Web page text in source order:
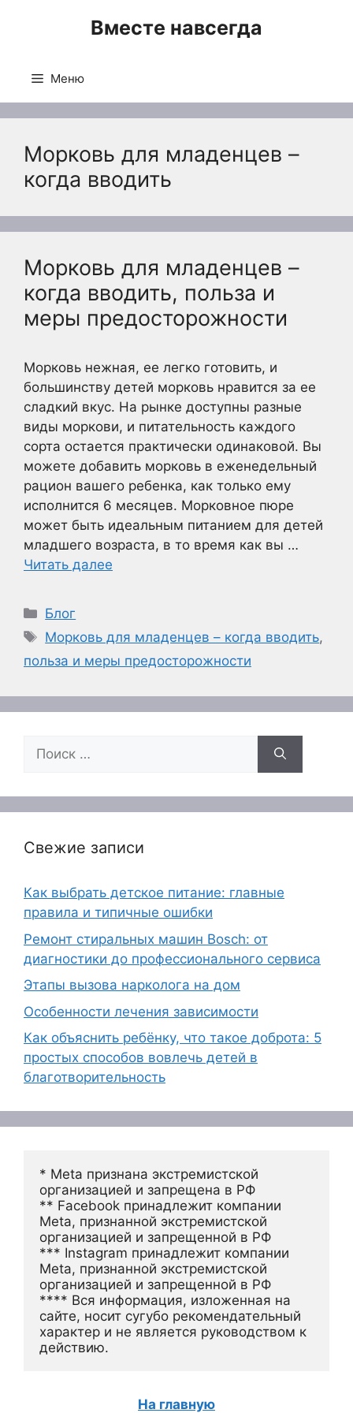
Вместе навсегда
Меню
Морковь для младенцев –
когда вводить
Морковь для младенцев –
когда вводить, польза и
меры предосторожности
Морковь нежная, ее легко готовить, и
большинству детей морковь нравится за ее
сладкий вкус. На рынке доступны разные
виды моркови, и питательность каждого
сорта остается практически одинаковой. Вы
можете добавить морковь в еженедельный
рацион вашего ребенка, как только ему
исполнится 6 месяцев. Морковное пюре
может быть идеальным питанием для детей
младшего возраста, в то время как вы …
Читать далее
Рубрики
Блог
Метки
Морковь для младенцев – когда вводить,
польза и меры предосторожности
Поиск:
Свежие записи
Как выбрать детское питание: главные
правила и типичные ошибки
Ремонт стиральных машин Bosch: от
диагностики до профессионального сервиса
Этапы вызова нарколога на дом
Особенности лечения зависимости
Как объяснить ребёнку, что такое доброта: 5
простых способов вовлечь детей в
благотворительность
* Meta признана экстремистской
организацией и запрещена в РФ
** Facebook принадлежит компании
Meta, признанной экстремистской
организацией и запрещенной в РФ
*** Instagram принадлежит компании
Meta, признанной экстремистской
организацией и запрещенной в РФ
**** Вся информация, изложенная на
сайте, носит сугубо рекомендательный
характер и не является руководством к
действию.
На главную